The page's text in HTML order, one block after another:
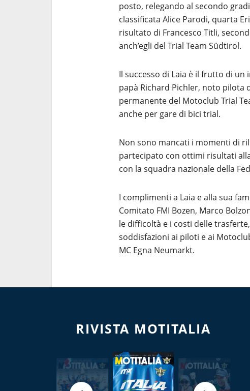
posto, relegando al secondo
classificata Alice Parodi, quarta
risultato di Francesco Titli,
anch’egli del Trial Team Südtirol.
Il successo di Laia è il frutto di
papà Richard Pichler, noto pilota
permanente del Motoclub Trial
anche per gare di bici trial.
Non sono mancati i momenti di
partecipato con ottimi risultati
con la squadra nazionale della
I complimenti a Laia e alla sua
Comitato FMI Bozen, Marco
le difficoltà e i costi delle
soddisfazioni ai piloti e ai
MC Egna Neumarkt.
RIVISTA MOTITALIA